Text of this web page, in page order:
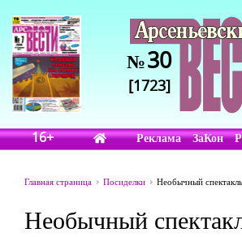
№30
[1723]
16+ Реклама ЗаКон
Главная страница Посиделки Необычный
Необычный